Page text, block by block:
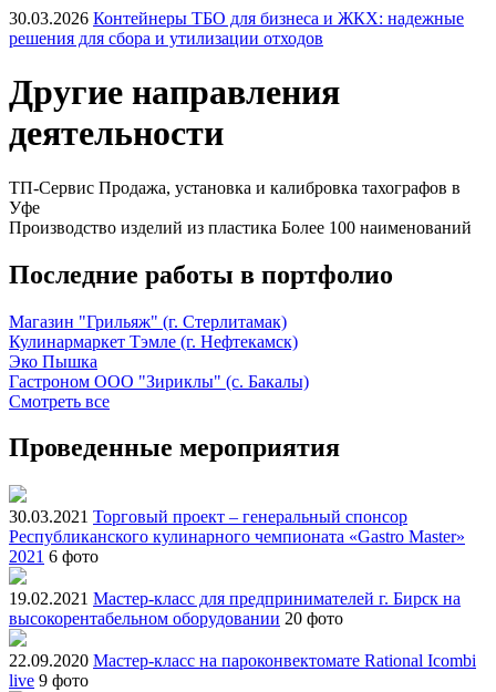
30.03.2026 Контейнеры ТБО для бизнеса и ЖКХ: надежные
решения для сбора и утилизации отходов
Другие направления
деятельности
ТП-Сервис Продажа, установка и калибровка тахографов в
Уфе
Производство изделий из пластика Более 100 наименований
Последние работы в портфолио
Магазин "Грильяж" (г. Стерлитамак)
Кулинармаркет Тэмле (г. Нефтекамск)
Эко Пышка
Гастроном ООО "Зириклы" (с. Бакалы)
Смотреть все
Проведенные мероприятия
30.03.2021 Торговый проект – генеральный спонсор
Республиканского кулинарного чемпионата «Gastro Master»
2021 6 фото
19.02.2021 Мастер-класс для предпринимателей г. Бирск на
высокорентабельном оборудовании 20 фото
22.09.2020 Мастер-класс на пароконвектомате Rational Icombi
live 9 фото